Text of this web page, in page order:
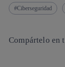
Ciberseguridad
Compártelo en